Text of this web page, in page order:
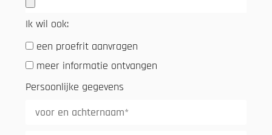
Ik wil ook:
een proefrit aanvragen
meer informatie ontvangen
Persoonlijke gegevens